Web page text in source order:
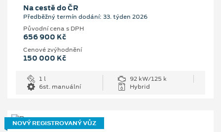
Na cestě do ČR
Předběžný termín dodání: 33. týden 2026
Původní cena s DPH
656 900 Kč
Cenové zvýhodnění
150 000 Kč
1 l
92 kW/125 k
6st. manuální
Hybrid
NOVÝ REGISTROVANÝ VŮZ